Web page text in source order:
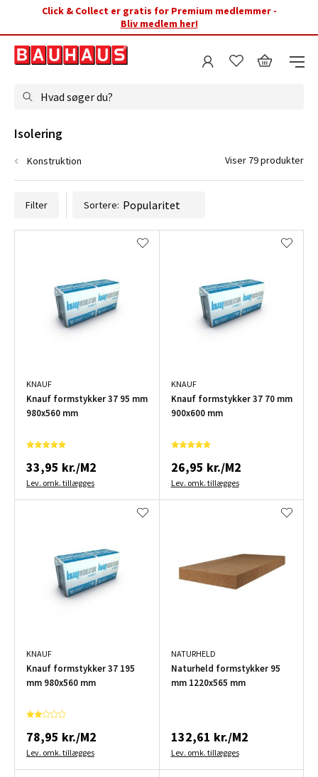
Click & Collect er gratis for Premium medlemmer -
Bliv medlem her!
Hvad søger du?
Filter Sortere:
KNAUF
Knauf formstykker 37 95 mm
980x560 mm
33,95 kr./M2
Lev. omk. tillægges
KNAUF
Knauf formstykker 37 70 mm
900x600 mm
26,95 kr./M2
Lev. omk. tillægges
KNAUF
Knauf formstykker 37 195
mm 980x560 mm
78,95 kr./M2
Lev. omk. tillægges
NATURHELD
Naturheld formstykker 95
mm 1220x565 mm
132,61 kr./M2
Lev. omk. tillægges
Isolering
Konstruktion Viser 79 produkter